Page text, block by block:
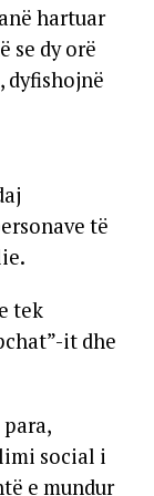
hartuar
se dy orë
dyfishojnë
të
tek
it dhe
para,
social i
e mundur